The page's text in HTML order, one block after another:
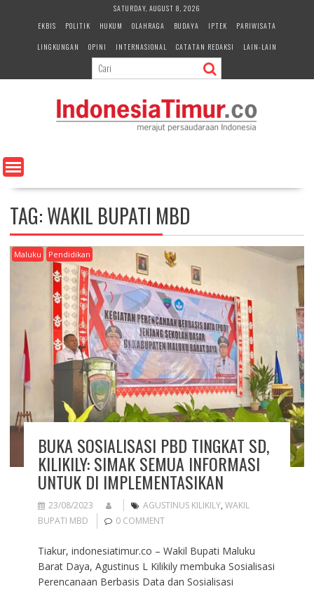
e
n
SATURDAY, AUGUST 8, 2026
EKBIS
POLITIK HUKUM OLAHRAGA BUDAYA IPTEK
PARIWISATA
LINGKUNGAN
OPINI INTERNASIONAL CATATAN REDAKSI LAIN-LAIN
TAG:WAKIL BUPATI MBD
Maluku Pendidikan
BUKA SOSIALISASI PBD TINGKAT SD,
KILIKILY: SIMAK SEMUA INFORMASI
UNTUK DI IMPLEMENTASIKAN
23/08/2023 AGUSTINUS KILIKILY, WAKIL
BUPATI MBD
0 COMMENT
Tiakur, indonesiatimur.co – Wakil Bupati Maluku
Barat Daya, Agustinus L Kilikily membuka Sosialisasi
Perencanaan Berbasis Data dan Sosialisasi